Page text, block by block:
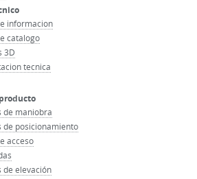
informacion
catalogo
3D
tecnica
de maniobra
de posicionamiento
acceso
de elevación